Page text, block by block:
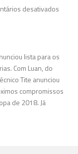
desativados
para
contra
lista para os
Com Luan, do
Tite anunciou
compromissos
de 2018. Já